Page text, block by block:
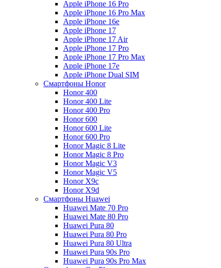
Apple iPhone 16 Pro
Apple iPhone 16 Pro Max
Apple iPhone 16e
Apple iPhone 17
Apple iPhone 17 Air
Apple iPhone 17 Pro
Apple iPhone 17 Pro Max
Apple iPhone 17e
Apple iPhone Dual SIM
Смартфоны Honor
Honor 400
Honor 400 Lite
Honor 400 Pro
Honor 600
Honor 600 Lite
Honor 600 Pro
Honor Magic 8 Lite
Honor Magic 8 Pro
Honor Magic V3
Honor Magic V5
Honor X9c
Honor X9d
Смартфоны Huawei
Huawei Mate 70 Pro
Huawei Mate 80 Pro
Huawei Pura 80
Huawei Pura 80 Pro
Huawei Pura 80 Ultra
Huawei Pura 90s Pro
Huawei Pura 90s Pro Max